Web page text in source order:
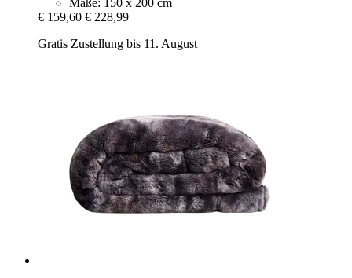
€ 159,60 € 228,99
Gratis Zustellung bis 11. August